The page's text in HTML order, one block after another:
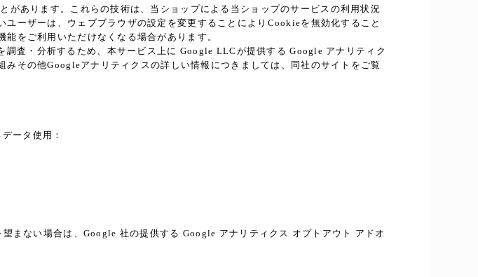
があります。これらの技術は、当ショップによる当ショップのサービスの利用状況
ーザーは、ウェブブラウザの設定を変更することによりCookieを無効化すること
をご利用いただけなくなる場合があります。
調査・分析するため、本サービス上に Google LLCが提供する Google アナリティク
その他Googleアナリティクスの詳しい情報につきましては、同社のサイトをご覧
ータ使用：
まない場合は、Google 社の提供する Google アナリティクス オプトアウト アドオ